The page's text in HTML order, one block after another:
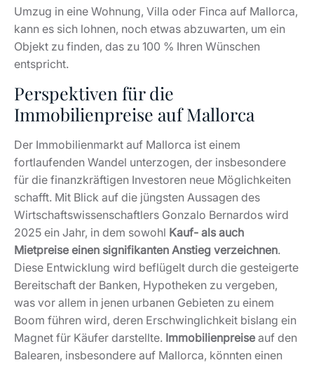
Umzug in eine Wohnung, Villa oder Finca auf Mallorca,
kann es sich lohnen, noch etwas abzuwarten, um ein
Objekt zu finden, das zu 100 % Ihren Wünschen
entspricht.
Perspektiven für die
Immobilienpreise auf Mallorca
Der Immobilienmarkt auf Mallorca ist einem
fortlaufenden Wandel unterzogen, der insbesondere
für die finanzkräftigen Investoren neue Möglichkeiten
schafft. Mit Blick auf die jüngsten Aussagen des
Wirtschaftswissenschaftlers Gonzalo Bernardos wird
2025 ein Jahr, in dem sowohl Kauf- als auch
Mietpreise einen signifikanten Anstieg verzeichnen.
Diese Entwicklung wird beflügelt durch die gesteigerte
Bereitschaft der Banken, Hypotheken zu vergeben,
was vor allem in jenen urbanen Gebieten zu einem
Boom führen wird, deren Erschwinglichkeit bislang ein
Magnet für Käufer darstellte. Immobilienpreise auf den
Balearen, insbesondere auf Mallorca, könnten einen